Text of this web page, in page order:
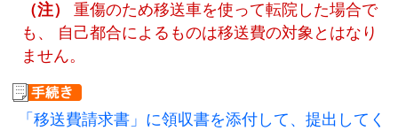
（注）
重傷のため移送車を使って転院した場合で
も、 自己都合によるものは移送費の対象とはなり
ません。
「移送費請求書」に領収書を添付して、提出してく